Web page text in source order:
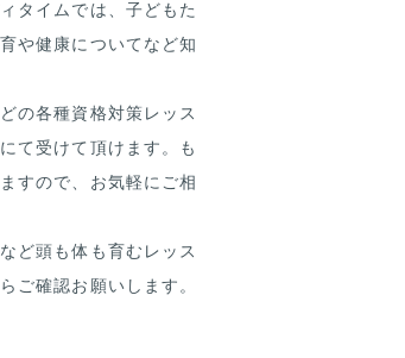
タイムでは、子どもた
や健康についてなど知
の各種資格対策レッス
て受けて頂けます。も
すので、お気軽にご相
ど頭も体も育むレッス
ご確認お願いします。